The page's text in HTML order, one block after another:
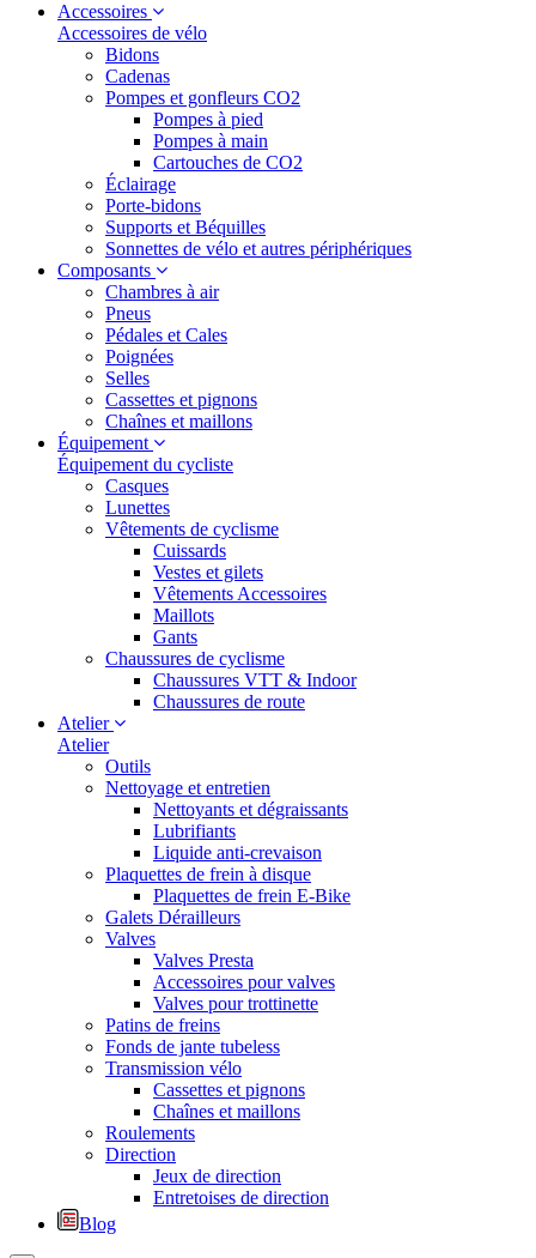
Accessoires
Accessoires de vélo
Bidons
Cadenas
Pompes et gonfleurs CO2
Pompes à pied
Pompes à main
Cartouches de CO2
Éclairage
Porte-bidons
Supports et Béquilles
Sonnettes de vélo et autres périphériques
Composants
Chambres à air
Pneus
Pédales et Cales
Poignées
Selles
Cassettes et pignons
Chaînes et maillons
Équipement
Équipement du cycliste
Casques
Lunettes
Vêtements de cyclisme
Cuissards
Vestes et gilets
Vêtements Accessoires
Maillots
Gants
Chaussures de cyclisme
Chaussures VTT & Indoor
Chaussures de route
Atelier
Atelier
Outils
Nettoyage et entretien
Nettoyants et dégraissants
Lubrifiants
Liquide anti-crevaison
Plaquettes de frein à disque
Plaquettes de frein E-Bike
Galets Dérailleurs
Valves
Valves Presta
Accessoires pour valves
Valves pour trottinette
Patins de freins
Fonds de jante tubeless
Transmission vélo
Cassettes et pignons
Chaînes et maillons
Roulements
Direction
Jeux de direction
Entretoises de direction
Blog